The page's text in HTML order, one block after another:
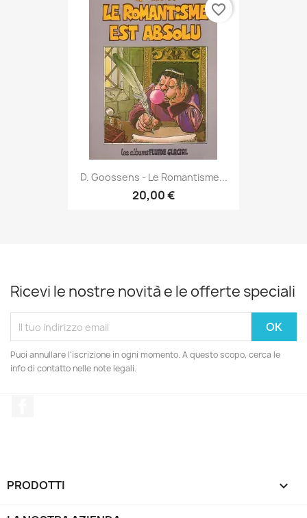
D. Goossens - Le Romantisme...
20,00 €
favorite_border
Ricevi le nostre novità e le offerte speciali
Puoi annullare l'iscrizione in ogni momento. A questo scopo, cerca le
info di contatto nelle note legali.
PRODOTTI 